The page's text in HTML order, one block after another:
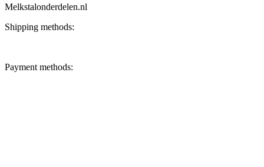
Melkstalonderdelen.nl
Shipping methods:
Payment methods: